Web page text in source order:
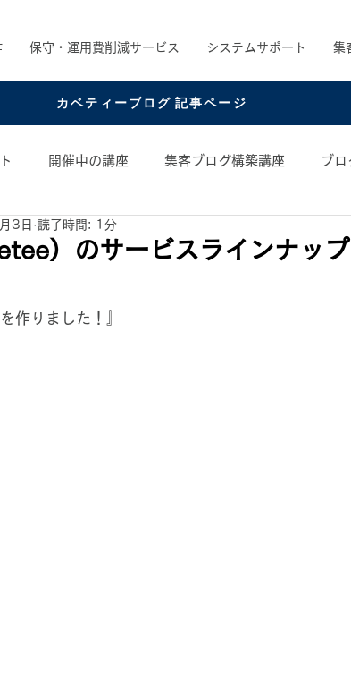
保守・運用費削減サービス システムサポート 集
カベティーブログ 記事ページ
開催中の講座 集客ブログ構築講座 ブロ
お役立ちコンテンツ
）のサービスラインナップ
3日 読了時間: 1分
作りました！』